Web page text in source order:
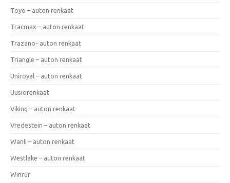
Toyo – auton renkaat
Tracmax – auton renkaat
Trazano- auton renkaat
Triangle – auton renkaat
Uniroyal – auton renkaat
Uusiorenkaat
Viking – auton renkaat
Vredestein – auton renkaat
Wanli – auton renkaat
Westlake – auton renkaat
Winrur